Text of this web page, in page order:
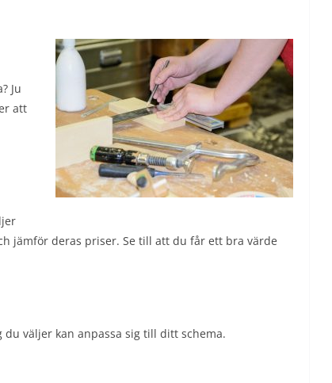
Ju
att
jämför deras priser. Se till att du får ett bra värde
väljer kan anpassa sig till ditt schema.